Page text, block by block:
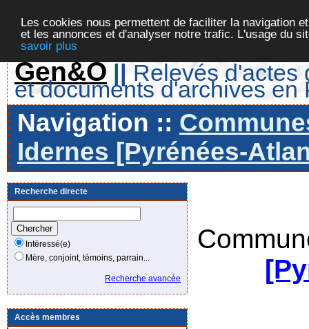
Les cookies nous permettent de faciliter la navigation
et les annonces et d'analyser notre trafic. L'usage du
savoir plus
Gen&O || Relevés d'actes
et documents d'archives en
Navigation ::
Idernes [Pyrénées-
Recherche directe
Intéressé(e)
Mère, conjoint, témoins, parrain...
Recherche avancée
Accès membres